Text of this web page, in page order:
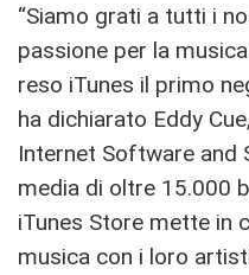
“Siamo grati a tutti i
passione per la
reso iTunes il primo
ha dichiarato Eddy
Internet Software and
media di oltre 15.000
iTunes Store mette in
musica con i loro